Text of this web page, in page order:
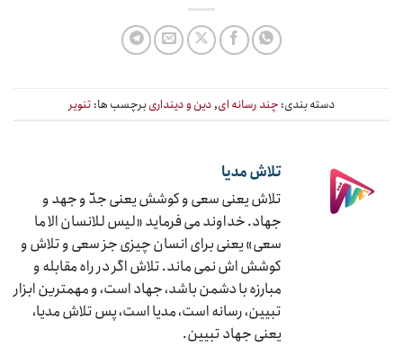
دسته بندی: چند رسانه ای, دین و دینداریبرچسب ها: تنویر
تلاش مدیا
تلاش یعنی سعی و کوشش یعنی جدّ و جهد و
جهاد. خداوند می فرماید «لیس للانسان الا ما
سعی» یعنی برای انسان چیزی جز سعی و تلاش و
کوشش اش نمی ماند. تلاش اگر در راه مقابله و
مبارزه با دشمن باشد، جهاد است، و مهمترین ابزار
تبیین، رسانه است، مدیا است، پس تلاش مدیا،
یعنی جهاد تبیین.